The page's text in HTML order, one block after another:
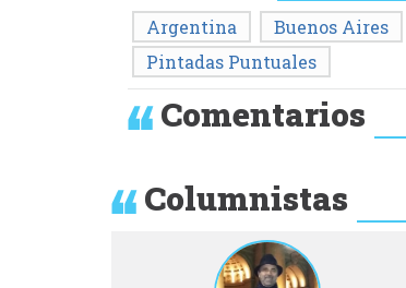
Argentina Buenos Aires
Pintadas Puntuales
Comentarios
Columnistas